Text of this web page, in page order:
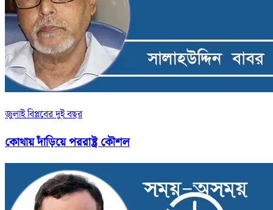
জুলাই বিপ্লবের দুই বছর
কোথায় দাঁড়িয়ে পররাষ্ট্র কৌশল